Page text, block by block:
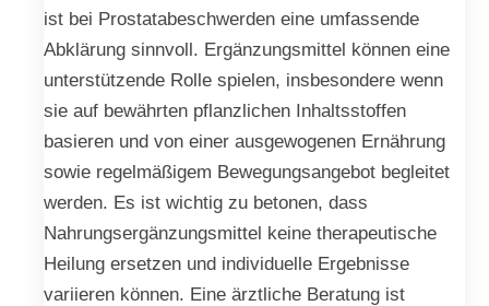
ist bei Prostatabeschwerden eine umfassende
Abklärung sinnvoll. Ergänzungsmittel können eine
unterstützende Rolle spielen, insbesondere wenn
sie auf bewährten pflanzlichen Inhaltsstoffen
basieren und von einer ausgewogenen Ernährung
sowie regelmäßigem Bewegungsangebot begleitet
werden. Es ist wichtig zu betonen, dass
Nahrungsergänzungsmittel keine therapeutische
Heilung ersetzen und individuelle Ergebnisse
variieren können. Eine ärztliche Beratung ist